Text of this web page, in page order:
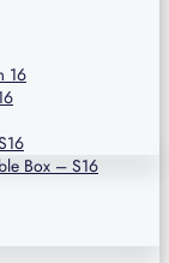
16
Box – S16